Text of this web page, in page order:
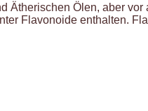
Ätherischen Ölen, aber
Flavonoide enthalten.